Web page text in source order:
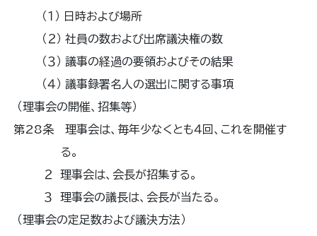
（１） 日時および場所
（２） 社員の数および出席議決権の数
（３） 議事の経過の要領およびその結果
（４） 議事録署名人の選出に関する事項
（理事会の開催、招集等）
第28条 理事会は、毎年少なくとも４回、これを開催す
る。
２ 理事会は、会長が招集する。
３ 理事会の議長は、会長が当たる。
（理事会の定足数および議決方法）